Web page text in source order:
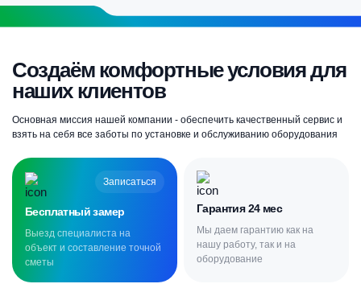
Создаём комфортные условия для
наших клиентов
Основная миссия нашей компании - обеспечить качественный сервис и
взять на себя все заботы по установке и обслуживанию оборудования
Записаться
Бесплатный замер
Выезд специалиста на
объект и составление точной
сметы
Гарантия 24 мес
Мы даем гарантию как на
нашу работу, так и на
оборудование